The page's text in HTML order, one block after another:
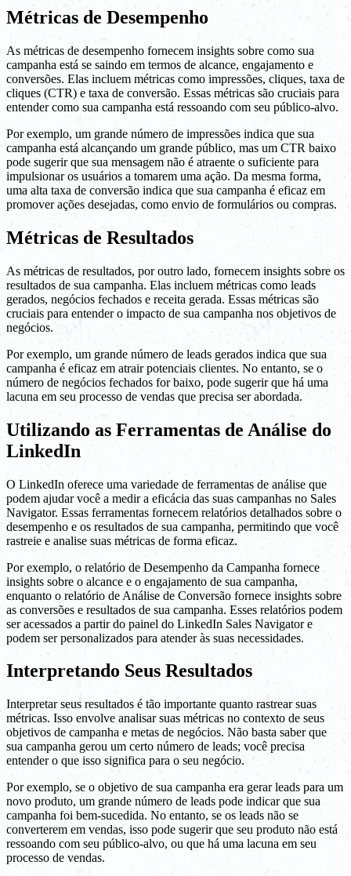
Métricas de Desempenho
As métricas de desempenho fornecem insights sobre como sua
campanha está se saindo em termos de alcance, engajamento e
conversões. Elas incluem métricas como impressões, cliques, taxa de
cliques (CTR) e taxa de conversão. Essas métricas são cruciais para
entender como sua campanha está ressoando com seu público-alvo.
Por exemplo, um grande número de impressões indica que sua
campanha está alcançando um grande público, mas um CTR baixo
pode sugerir que sua mensagem não é atraente o suficiente para
impulsionar os usuários a tomarem uma ação. Da mesma forma,
uma alta taxa de conversão indica que sua campanha é eficaz em
promover ações desejadas, como envio de formulários ou compras.
Métricas de Resultados
As métricas de resultados, por outro lado, fornecem insights sobre os
resultados de sua campanha. Elas incluem métricas como leads
gerados, negócios fechados e receita gerada. Essas métricas são
cruciais para entender o impacto de sua campanha nos objetivos de
negócios.
Por exemplo, um grande número de leads gerados indica que sua
campanha é eficaz em atrair potenciais clientes. No entanto, se o
número de negócios fechados for baixo, pode sugerir que há uma
lacuna em seu processo de vendas que precisa ser abordada.
Utilizando as Ferramentas de Análise do
LinkedIn
O LinkedIn oferece uma variedade de ferramentas de análise que
podem ajudar você a medir a eficácia das suas campanhas no Sales
Navigator. Essas ferramentas fornecem relatórios detalhados sobre o
desempenho e os resultados de sua campanha, permitindo que você
rastreie e analise suas métricas de forma eficaz.
Por exemplo, o relatório de Desempenho da Campanha fornece
insights sobre o alcance e o engajamento de sua campanha,
enquanto o relatório de Análise de Conversão fornece insights sobre
as conversões e resultados de sua campanha. Esses relatórios podem
ser acessados a partir do painel do LinkedIn Sales Navigator e
podem ser personalizados para atender às suas necessidades.
Interpretando Seus Resultados
Interpretar seus resultados é tão importante quanto rastrear suas
métricas. Isso envolve analisar suas métricas no contexto de seus
objetivos de campanha e metas de negócios. Não basta saber que
sua campanha gerou um certo número de leads; você precisa
entender o que isso significa para o seu negócio.
Por exemplo, se o objetivo de sua campanha era gerar leads para um
novo produto, um grande número de leads pode indicar que sua
campanha foi bem-sucedida. No entanto, se os leads não se
converterem em vendas, isso pode sugerir que seu produto não está
ressoando com seu público-alvo, ou que há uma lacuna em seu
processo de vendas.